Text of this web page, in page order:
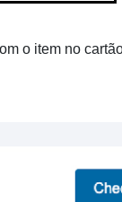
o item no